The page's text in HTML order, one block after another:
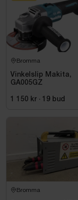
Bromma
Vinkelslip Makita,
GA005GZ
1 150 kr · 19 bud
Bromma